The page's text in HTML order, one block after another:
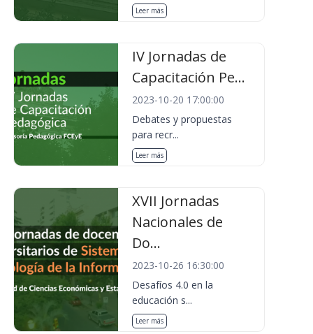
Leer más
IV Jornadas de
Capacitación Pe...
2023-10-20 17:00:00
Debates y propuestas
para recr...
Leer más
XVII Jornadas
Nacionales de
Do...
2023-10-26 16:30:00
Desafíos 4.0 en la
educación s...
Leer más